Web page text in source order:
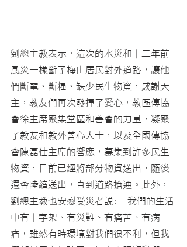
劉總主教表示，這次的水災和十二年前
風災一樣斷了梅山居民對外道路，讓他
們斷電、斷糧、缺少民生物資，感謝天
主，教友們再次發揮了愛心，教區傳協
會徐主席聚集堂區和善會的力量，凝聚
了教友和教外善心人士，以及全國傳協
會陳磊仕主席的響應，募集到許多民生
物資，目前已經將部分物資送出，隨後
還會陸續送出，直到道路搶通。此外，
劉總主教也安慰受災者說:「我們的生活
中有十字架、有災難、有痛苦、有病
痛，雖然有時環境對我們很不利，但我